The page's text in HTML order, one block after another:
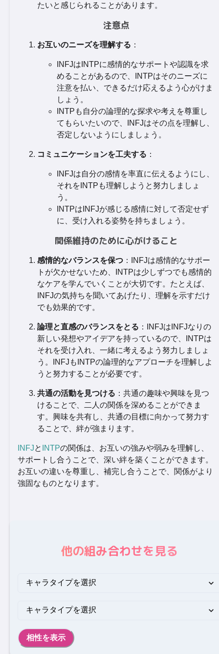
たいと感じられることがあります。
注意点
お互いのニーズを理解する ：
INFJはINTPに感情的なサポートや認識を求
めることがあるので、INTPはそのニーズに
注意を払い、できるだけ応えるよう心がけま
しょう。
INTPも自分の論理的な探求や考えを尊重し
てもらいたいので、INFJはその点を理解し、
否定しないようにしましょう。
コミュニケーションを工夫する ：
INFJは自分の感情を率直に伝えるようにし、
それをINTPも理解しようと努力しましょ
う。
INTPはINFJが感じる感情に対して否定せず
に、受け入れる姿勢を持ちましょう。
関係維持のために心がけること
感情的なバランスを保つ ：INFJは感情的なサポー
トが欠かせないため、INTPは少しずつでも感情的
なケアを学んでいくことが大切です。たとえば、
INFJの気持ちを聞いてあげたり、理解を示すだけ
でも効果的です。
論理と直感のバランスをとる ：INFJはINFJなりの
新しい発想やアイデアを持っているので、INTPは
それを受け入れ、一緒に考えるよう努力しましょ
う。INFJもINTPの論理的なアプローチを理解しよ
うと努力することが必要です。
共通の活動を見つける ：共通の趣味や興味を見つ
けることで、二人の関係を深めることができま
す。興味を共有し、共通の目標に向かって努力す
ることで、絆が強まります。
INFJと INTPの関係は、お互いの強みや弱みを理解し、
サポートし合うことで、深い絆を築くことができます。
お互いの違いを尊重し、補完し合うことで、関係がより
強固なものとなります。
他の組み合わせを見る
相性を表示